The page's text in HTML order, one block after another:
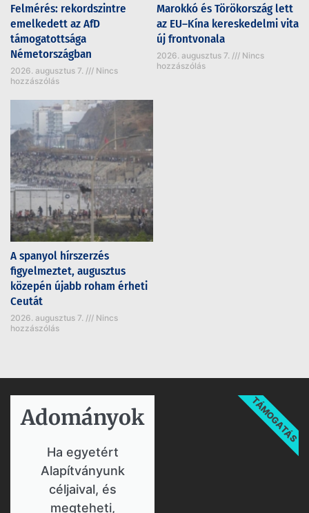
Felmérés: rekordszintre
emelkedett az AfD
támogatottsága
Németországban
2026. augusztus 7.
Nincs
hozzászólás
Marokkó és Törökország lett
az EU–Kína kereskedelmi vita
új frontvonala
2026. augusztus 7.
Nincs
hozzászólás
A spanyol hírszerzés
figyelmeztet, augusztus
közepén újabb roham érheti
Ceutát
2026. augusztus 7.
Nincs
hozzászólás
Adományok​
Ha egyetért
Alapítványunk
céljaival, és
megteheti,
TÁMOGATÁS